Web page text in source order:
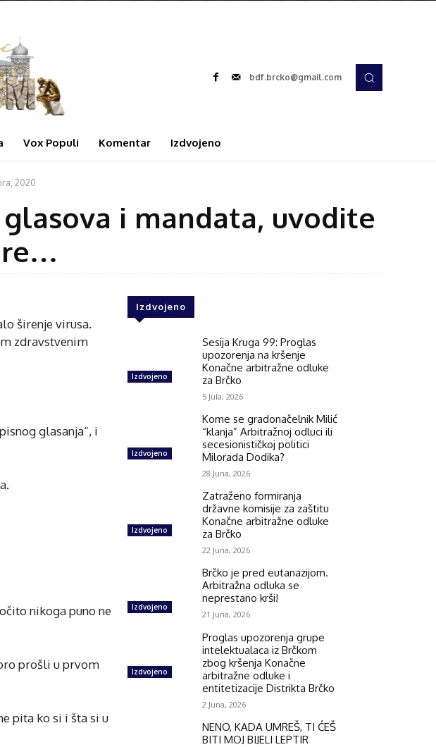
bdf.brcko@gmail.com
Vox Populi Komentar Izdvojeno
2020
i mandata, uvodite
širenje virusa.
zdravstvenim
glasanja“, i
nikoga puno ne
prošli u prvom
pita ko si i šta si u
Izdvojeno
Izdvojeno
Sesija Kruga 99: Proglas
upozorenja na kršenje
Konačne arbitražne odluke
za Brčko
5 Jula, 2026
Izdvojeno
Kome se gradonačelnik Milić
“klanja” Arbitražnoj odluci ili
secesionističkoj politici
Milorada Dodika?
28 Juna, 2026
Izdvojeno
Zatraženo formiranja
državne komisije za zaštitu
Konačne arbitražne odluke
za Brčko
22 Juna, 2026
Izdvojeno
Brčko je pred eutanazijom.
Arbitražna odluka se
neprestano krši!
21 Juna, 2026
Izdvojeno
Proglas upozorenja grupe
intelektualaca iz Brčkom
zbog kršenja Konačne
arbitražne odluke i
entitetizacije Distrikta Brčko
2 Juna, 2026
NENO, KADA UMREŠ, TI ĆEŠ
BITI MOJ BIJELI LEPTIR